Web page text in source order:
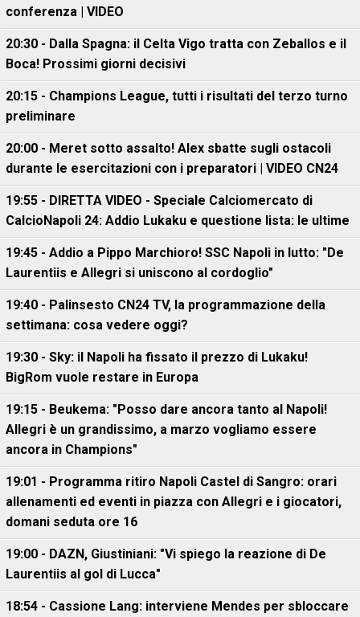
conferenza | VIDEO
20:30 - Dalla Spagna: il Celta Vigo tratta con Zeballos e il
Boca! Prossimi giorni decisivi
20:15 - Champions League, tutti i risultati del terzo turno
preliminare
20:00 - Meret sotto assalto! Alex sbatte sugli ostacoli
durante le esercitazioni con i preparatori | VIDEO CN24
19:55 - DIRETTA VIDEO - Speciale Calciomercato di
CalcioNapoli 24: Addio Lukaku e questione lista: le ultime
19:45 - Addio a Pippo Marchioro! SSC Napoli in lutto: "De
Laurentiis e Allegri si uniscono al cordoglio"
19:40 - Palinsesto CN24 TV, la programmazione della
settimana: cosa vedere oggi?
19:30 - Sky: il Napoli ha fissato il prezzo di Lukaku!
BigRom vuole restare in Europa
19:15 - Beukema: "Posso dare ancora tanto al Napoli!
Allegri è un grandissimo, a marzo vogliamo essere
ancora in Champions"
19:01 - Programma ritiro Napoli Castel di Sangro: orari
allenamenti ed eventi in piazza con Allegri e i giocatori,
domani seduta ore 16
19:00 - DAZN, Giustiniani: "Vi spiego la reazione di De
Laurentiis al gol di Lucca"
18:54 - Cassione Lang: interviene Mendes per sbloccare